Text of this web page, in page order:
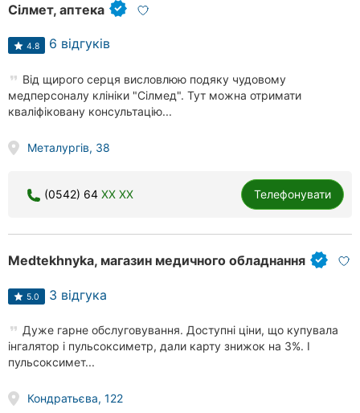
Сілмет, аптека
4.8 6 відгуків
Від щирого серця висловлюю подяку чудовому
медперсоналу клініки "Сілмед". Тут можна отримати
кваліфіковану консультацію...
Металургів, 38
(0542) 64 XX XX Телефонувати
Medtekhnyka, магазин медичного обладнання
5.0 3 відгука
Дуже гарне обслуговування. Доступні ціни, що купувала
інгалятор і пульсоксиметр, дали карту знижок на 3%. І
пульсоксимет...
Кондратьєва, 122